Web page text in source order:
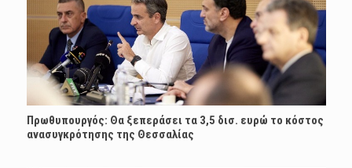
Πρωθυπουργός: Θα ξεπεράσει τα 3,5 δισ. ευρώ το κόστος
ανασυγκρότησης της Θεσσαλίας